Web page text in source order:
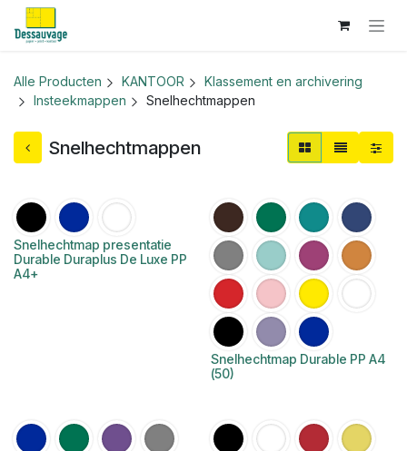
Overslaan naar inhoud
Alle Producten KANTOOR
Klassement en archivering
Insteekmappen
Snelhechtmappen
Snelhechtmappen
Snelhechtmap presentatie
Durable Duraplus De Luxe PP
A4+
Snelhechtmap Durable PP A4
(50)